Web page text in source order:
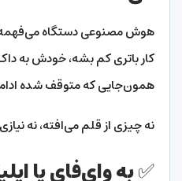
هوش مصنوعی دستگاه می‌فهمه
کار باتری کم بشه، خودش به
همون‌جایی که متوقف شده
نه چیزی از قلم می‌افته، نه
✅ به وای‌فای یا